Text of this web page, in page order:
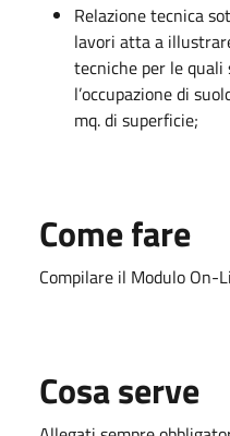
Relazione tecnica
lavori atta a
tecniche per le quali
l’occupazione di
mq. di superficie;
Come fare
Compilare il Modulo On-
Cosa serve